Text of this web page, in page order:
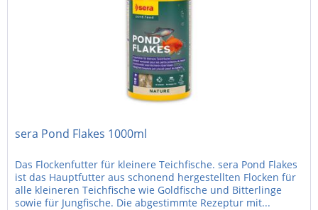
sera Pond Flakes 1000ml
Das Flockenfutter für kleinere Teichfische. sera Pond Flakes
ist das Hauptfutter aus schonend hergestellten Flocken für
alle kleineren Teichfische wie Goldfische und Bitterlinge
sowie für Jungfische. Die abgestimmte Rezeptur mit...